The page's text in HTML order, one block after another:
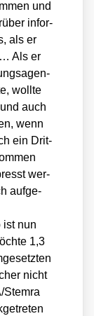
und
infor­
als er
Als er
woll­te
auch
wenn
ein Drit­
wer­
auf­ge­
ist nun
1,3
nicht
​Stemra